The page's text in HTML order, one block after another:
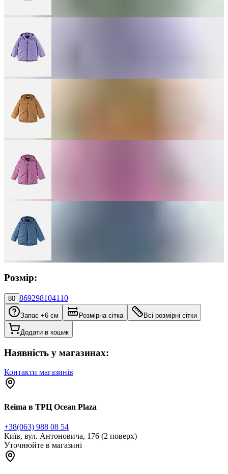
Розмір:
80 869298104110
Запас +6 см Розмірна сітка Всі розмірні сітки
Додати в кошик
Наявність у магазинах:
Контакти магазинів
Reima в ТРЦ Ocean Plaza
+38(063) 988 08 54
Київ, вул. Антоновича, 176 (2 поверх)
Уточнюйте в магазині